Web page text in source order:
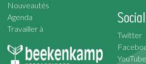
Nouveautés
Agenda
Travailler à
Twitter
YouTube